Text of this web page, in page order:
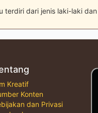
terdiri dari jenis laki-laki
Kreatif
Konten
dan Privasi